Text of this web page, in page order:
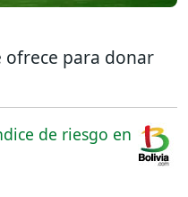
ofrece para donar